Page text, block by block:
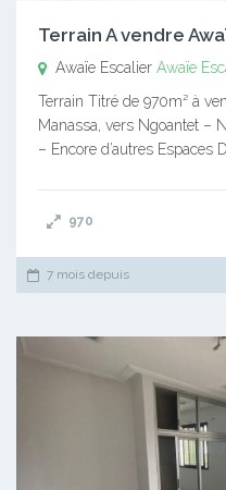
Terrain A vendre
Awaïe Escalier Awaïe
Terrain Titré de 970m² à
Manassa, vers Ngoantet –
– Encore d’autres Espaces
970
7 mois depuis